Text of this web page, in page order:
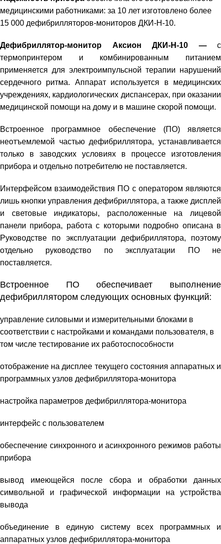
медицинскими работниками: за 10 лет изготовлено более
15 000 дефибрилляторов-мониторов ДКИ-Н-10.
Дефибриллятор-монитор Аксион ДКИ-Н-10 —с
термопринтером и комбинированным питанием
применяется для электроимпульсной терапии нарушений
сердечного ритма. Аппарат используется в медицинских
учреждениях, кардиологических диспансерах, при оказании
медицинской помощи на дому и в машине скорой помощи.
Встроенное программное обеспечение (ПО) является
неотъемлемой частью дефибриллятора, устанавливается
только в заводских условиях в процессе изготовления
прибора и отдельно потребителю не поставляется.
Интерфейсом взаимодействия ПО с оператором являются
лишь кнопки управления дефибриллятора, а также дисплей
и световые индикаторы, расположенные на лицевой
панели прибора, работа с которыми подробно описана в
Руководстве по эксплуатации дефибриллятора, поэтому
отдельно руководство по эксплуатации ПО не
поставляется.
Встроенное ПО обеспечивает выполнение
дефибриллятором следующих основных функций:
управление силовыми и измерительными блоками в
соответствии с настройками и командами пользователя, в
том числе тестирование их работоспособности
отображение на дисплее текущего состояния аппаратных и
программных узлов дефибриллятора-монитора
настройка параметров дефибриллятора-монитора
интерфейс с пользователем
обеспечение синхронного и асинхронного режимов работы
прибора
вывод имеющейся после сбора и обработки данных
символьной и графической информации на устройства
вывода
объединение в единую систему всех программных и
аппаратных узлов дефибриллятора-монитора